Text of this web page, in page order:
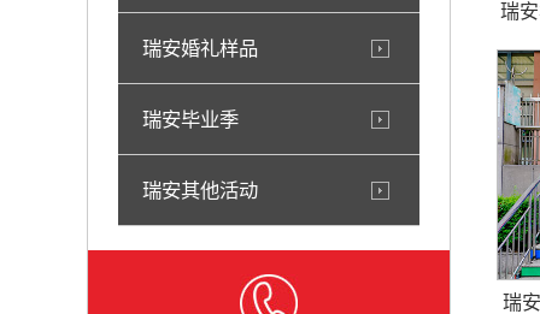
瑞安婚礼样品
瑞安毕业季
瑞安其他活动
瑞
瑞